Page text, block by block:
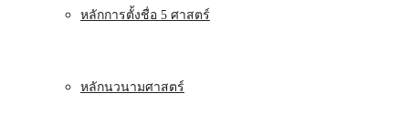
หลักการตั้งชื่อ 5 ศาสตร์
หลักนวนามศาสตร์